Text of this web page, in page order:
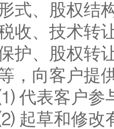
式、股权结
收、技术转
护、股权转
，向客户提
代表客户参
起草和修改